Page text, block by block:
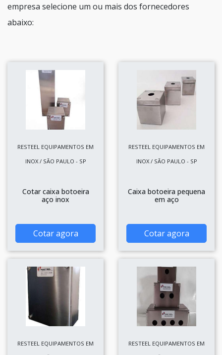
empresa selecione um ou mais dos fornecedores
abaixo:
RESTEEL EQUIPAMENTOS EM
INOX / SÃO PAULO - SP
Cotar caixa botoeira
aço inox
Cotar agora
RESTEEL EQUIPAMENTOS EM
INOX / SÃO PAULO - SP
Caixa botoeira pequena
em aço
Cotar agora
RESTEEL EQUIPAMENTOS EM
RESTEEL EQUIPAMENTOS EM